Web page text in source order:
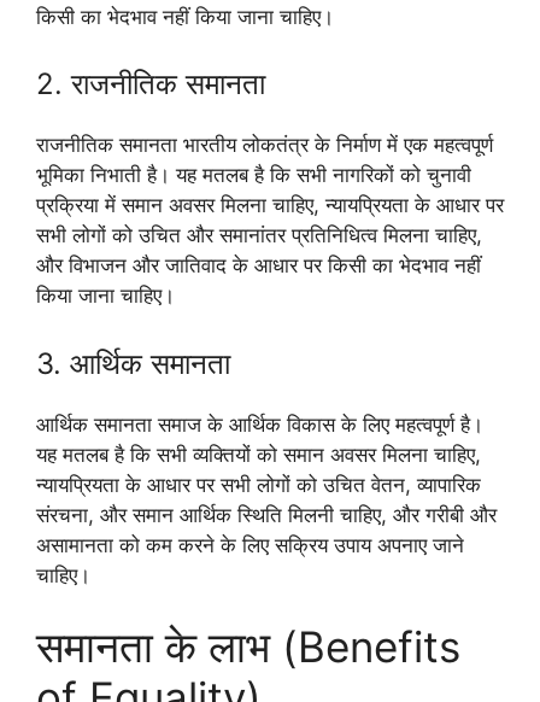
किसी का भेदभाव नहीं किया जाना चाहिए।
2. राजनीतिक समानता
राजनीतिक समानता भारतीय लोकतंत्र के निर्माण में एक महत्वपूर्ण
भूमिका निभाती है। यह मतलब है कि सभी नागरिकों को चुनावी
प्रक्रिया में समान अवसर मिलना चाहिए, न्यायप्रियता के आधार पर
सभी लोगों को उचित और समानांतर प्रतिनिधित्व मिलना चाहिए,
और विभाजन और जातिवाद के आधार पर किसी का भेदभाव नहीं
किया जाना चाहिए।
3. आर्थिक समानता
आर्थिक समानता समाज के आर्थिक विकास के लिए महत्वपूर्ण है।
यह मतलब है कि सभी व्यक्तियों को समान अवसर मिलना चाहिए,
न्यायप्रियता के आधार पर सभी लोगों को उचित वेतन, व्यापारिक
संरचना, और समान आर्थिक स्थिति मिलनी चाहिए, और गरीबी और
असामानता को कम करने के लिए सक्रिय उपाय अपनाए जाने
चाहिए।
समानता के लाभ (Benefits